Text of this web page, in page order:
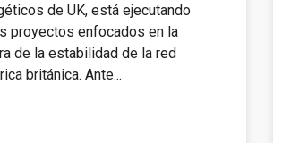
de UK, está ejecutando
proyectos enfocados en la
de la estabilidad de la red
británica. Ante...